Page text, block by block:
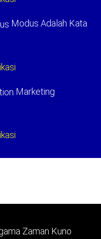
Modus Adalah Kata
Marketing
Zaman Kuno